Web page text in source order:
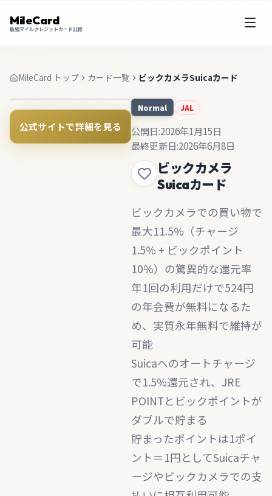
MileCard
最強マイルクレジットカード比較
MileCard トップ カード一覧 ビックカメラSuicaカード
公式サイトで詳細を見る
Normal JAL
公開日:2026年1月15日
最終更新日:2026年6月8日
ビックカメラ
Suicaカード
ビックカメラでの買い物で
最大11.5%（チャージ
1.5% + ビックポイント
10%）の驚異的な還元率
年1回の利用だけで524円
の年会費が無料になるた
め、実質永年無料で維持が
可能
Suicaへのオートチャージ
で1.5%還元され、JRE
POINTとビックポイントが
ダブルで貯まる
貯まったポイントは1ポイ
ント＝1円としてSuicaチャ
ージやビックカメラでの支